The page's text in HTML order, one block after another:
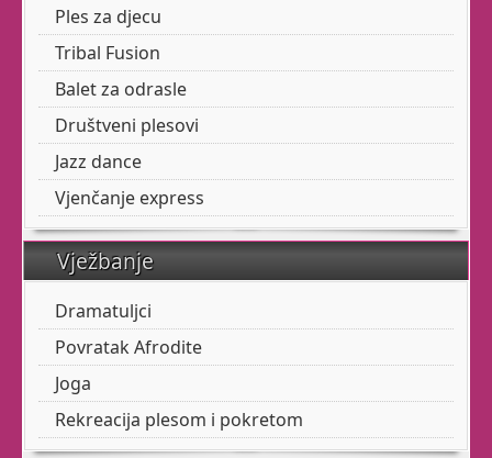
ravnodušnima.
dok plešete, znači da
korisnike prostora
ju žele širiti.
Sad, poredbaleta,
tribal fusion,
rekreaciju plesom i
Ples za djecu
Tribal Fusion
Balet za odrasle
Društveni plesovi
Jazz dance
Vjenčanje express
Vježbanje
Dramatuljci
Povratak Afrodite
Joga
Rekreacija plesom i pokretom